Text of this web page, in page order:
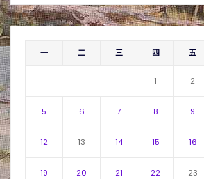
一 二 三 四 五
1 2
5 6 7 8 9
12 13 14 15 16
19 20 21 22 23